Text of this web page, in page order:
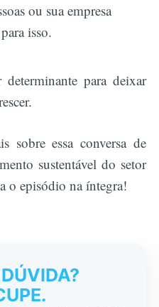
ou sua empresa
isso.
para deixar
sobre essa conversa de
sustentável do setor
o episódio na íntegra!